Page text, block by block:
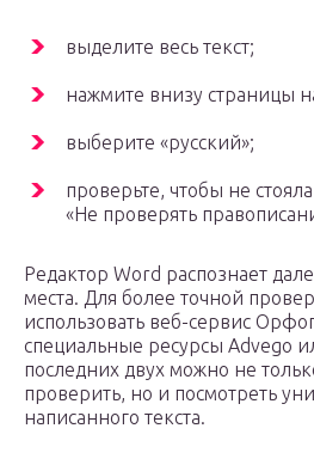
выделите весь текст;
нажмите внизу страницы
выберите «русский»;
проверьте, чтобы не
«Не проверять
Редактор Word распознает
места. Для более точной
использовать веб-сервис
специальные ресурсы Advego
последних двух можно не
проверить, но и посмотреть
написанного текста.